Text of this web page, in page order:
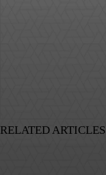
RELATED ARTICLES